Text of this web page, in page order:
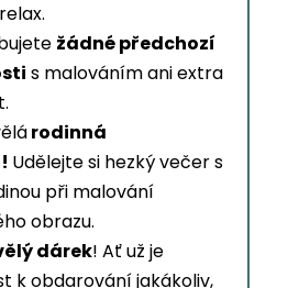
žádné předchozí
s malováním ani extra
rodinná
Udělejte si hezký večer s
při malování
obrazu.
dárek! Ať už je
k obdarování jakákoliv,